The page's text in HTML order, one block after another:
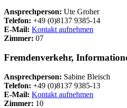
Ansprechperson: Ute Groher
Telefon: +49 (0)8137 9385-14
E-Mail: Kontakt aufnehmen
Zimmer: 07
Fremdenverkehr,
Ansprechperson: Sabine Bleisch
Telefon: +49 (0)8137 9385-13
E-Mail: Kontakt aufnehmen
Zimmer: 10